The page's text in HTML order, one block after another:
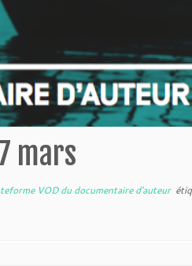
mars
VOD du documentaire d'auteur